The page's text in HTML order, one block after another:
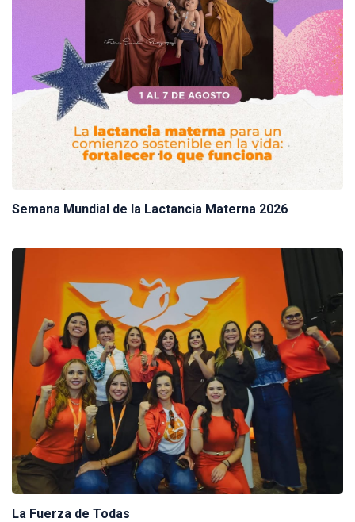
Semana Mundial de la Lactancia Materna 2026
La Fuerza de Todas